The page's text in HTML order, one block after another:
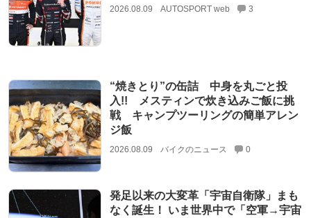
2026.08.09 AUTOSPORT web 3
“焼きとり”の缶詰 中身を丸ごと投
入!! メスティンで炊き込みご飯に挑
戦 キャンプツーリングの簡単アレン
ジ飯
2026.08.09 バイクのニュース 0
発足以来の大変革「宇宙自衛隊」まも
なく誕生！ いま世界中で「空軍→宇宙